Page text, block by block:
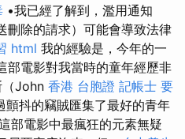
•我已經了解到，濫用通知
刪除的請求）可能會導致法律
html 我的經驗是，今年的一
部電影對我當時的童年經歷非
（John 香港 台胞證 記帳士 要
顫抖的竊賊匯集了最好的青年
部電影中最瘋狂的元素無疑